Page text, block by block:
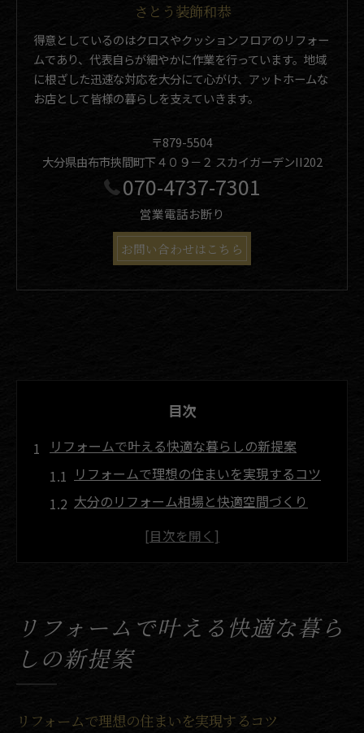
さとう装飾和恭
得意としているのはクロスやクッションフロアのリフォー
ムであり、代表自らが細やかに作業を行っています。地域
に根ざした迅速な対応を大分にて心がけ、アットホームな
お店として皆様の暮らしを支えていきます。
〒879-5504
大分県由布市挾間町下４０９－２ スカイガーデンII202
070-4737-7301
営業電話お断り
お問い合わせはこちら
目次
リフォームで叶える快適な暮らしの新提案
リフォームで理想の住まいを実現するコツ
大分のリフォーム相場と快適空間づくり
口コミで分かるリフォーム成功のポイント
グランドフィニッシュが引き出す住まいの魅力
グランドフィニッシュで住まいの魅力最大
リフォームと外構工事の組み合わせ効果
リフォームで叶える快適な暮ら
しの新提案
リフォームで理想の住まいを実現するコツ